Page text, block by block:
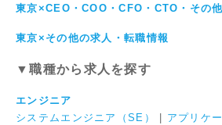
東京×CEO・COO・CFO・CTO・その
東京×その他の求人・転職情報
▼職種から求人を探す
エンジニア
システムエンジニア（SE）
アプリケ